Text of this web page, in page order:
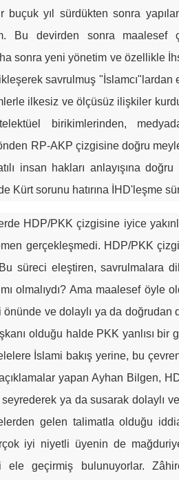
buçuk yıl sürdükten sonra
Bu devirden sonra maalesef
sonra yeni yönetim ve özellikle
savrulmuş
ilkesiz ve ölçüsüz ilişkiler
birikimlerinden,
RP-AKP çizgisine doğru
insan hakları anlayışına
Kürt sorunu hatırına İHD'leşme
HDP/PKK çizgisine iyice
gerçekleşmedi. HDP/PKK
süreci eleştiren, savrulmalara
olmalıydı? Ama maalesef öyle
ve dolaylı ya da doğrudan
olduğu halde PKK yanlısı bir
İslami bakış yerine, bu
yapan Ayhan Bilgen,
ya da susarak dolaylı
gelen talimatla olduğu
iyi niyetli üyenin de
ele geçirmiş bulunuyorlar.